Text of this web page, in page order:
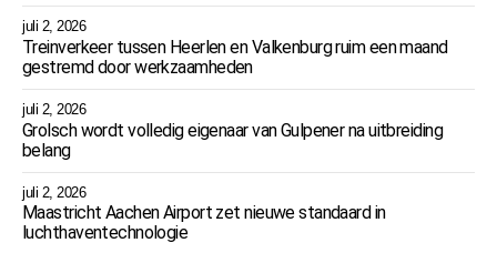
juli 2, 2026
Treinverkeer tussen Heerlen en Valkenburg ruim een maand
gestremd door werkzaamheden
juli 2, 2026
Grolsch wordt volledig eigenaar van Gulpener na uitbreiding
belang
juli 2, 2026
Maastricht Aachen Airport zet nieuwe standaard in
luchthaventechnologie